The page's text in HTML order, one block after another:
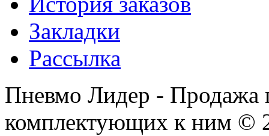
Закладки
Рассылка
Пневмо Лидер - Продажа
комплектующих к ним ©